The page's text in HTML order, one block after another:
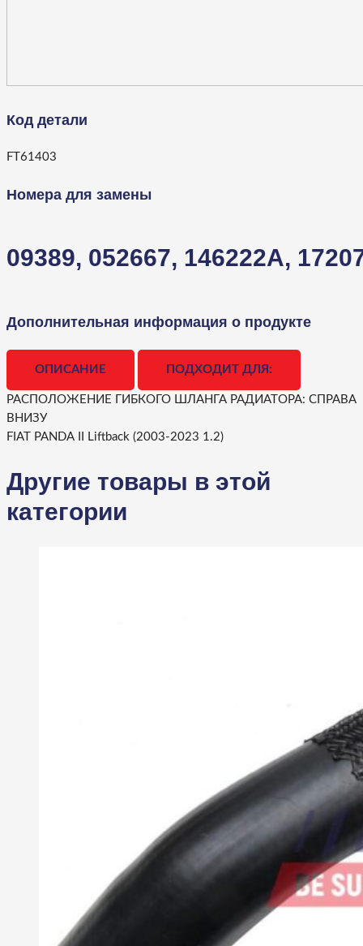
Код детали
FT61403
Номера для замены
09389, 052667, 146222A,
Дополнительная информация о продукте
ОПИСАНИЕ ПОДХОДИТ ДЛЯ:
РАСПОЛОЖЕНИЕ ГИБКОГО ШЛАНГА РАДИАТОРА: СПРАВА
ВНИЗУ
FIAT PANDA II Liftback (2003-2023 1.2)
Другие товары в этой
категории